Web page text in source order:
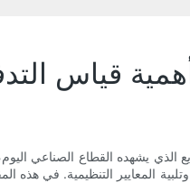
قياس
يشهده القطاع الصناعي اليوم،
المعايير التنظيمية. في هذه